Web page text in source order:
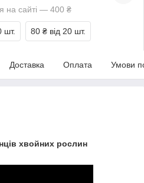
на сайті — 400 ₴
шт. 80 ₴ від 20 шт.
Доставка Оплата Умови
хвойних рослин